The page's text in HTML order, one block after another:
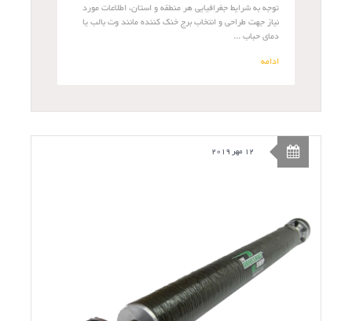
توجه به شرایط جغرافیایی هر منطقه و استان، اطلاعات مورد
نیاز جهت طراحی و انتخاب برج خنک کننده مانند وت بالب یا
دمای حباب ...
ادامه
12 مهر 2019